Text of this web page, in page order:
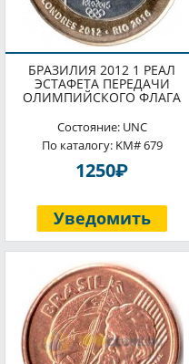
БРАЗИЛИЯ 2012 1 РЕАЛ
ЭСТАФЕТА ПЕРЕДАЧИ
ОЛИМПИЙСКОГО ФЛАГА
Состояние: UNC
По каталогу: KM# 679
1250P
Уведомить